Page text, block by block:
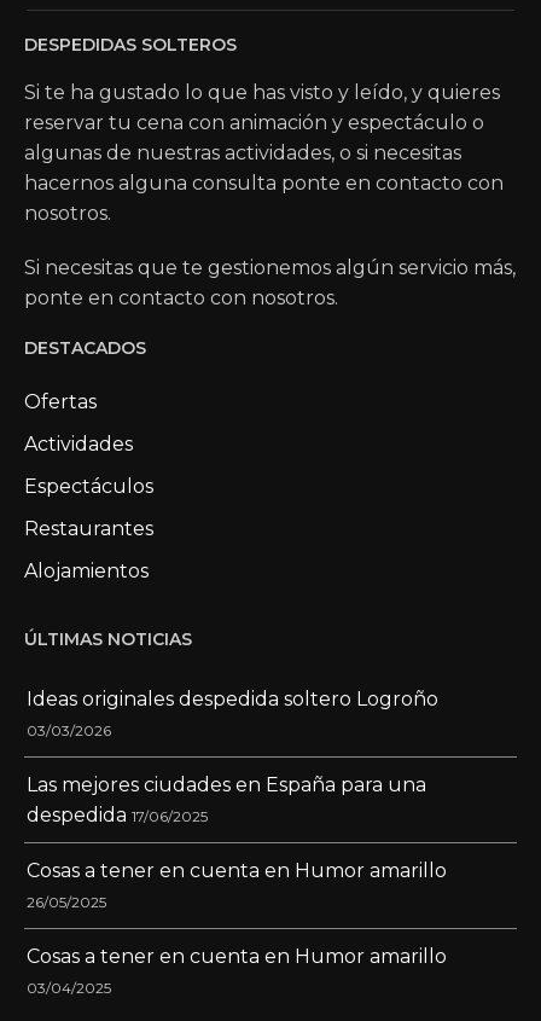
DESPEDIDAS SOLTEROS
Si te ha gustado lo que has visto y leído, y quieres
reservar tu cena con animación y espectáculo o
algunas de nuestras actividades, o si necesitas
hacernos alguna consulta ponte en contacto con
nosotros.
Si necesitas que te gestionemos algún servicio más,
ponte en contacto con nosotros.
DESTACADOS
Ofertas
Actividades
Espectáculos
Restaurantes
Alojamientos
ÚLTIMAS NOTICIAS
Ideas originales despedida soltero Logroño
03/03/2026
Las mejores ciudades en España para una
despedida 17/06/2025
Cosas a tener en cuenta en Humor amarillo
26/05/2025
Cosas a tener en cuenta en Humor amarillo
03/04/2025